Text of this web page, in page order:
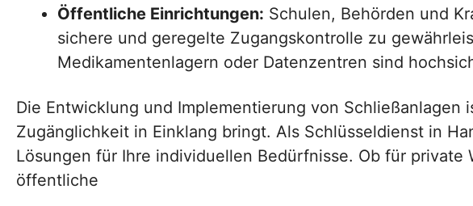
Öffentliche Einrichtungen: Schulen, Behörden und
sichere und geregelte Zugangskontrolle zu
Medikamentenlagern oder Datenzentren sind
Die Entwicklung und Implementierung von
Zugänglichkeit in Einklang bringt. Als Schlüsseldienst in
Lösungen für Ihre individuellen Bedürfnisse. Ob für
öffentliche